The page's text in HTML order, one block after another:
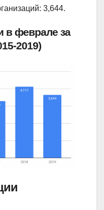
3,644.
в феврале за
2019)